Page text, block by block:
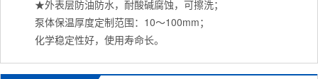
★外表层防油防水，耐酸碱腐蚀，可擦洗；
泵体保温厚度定制范围：10～100mm；
化学稳定性好，使用寿命长。